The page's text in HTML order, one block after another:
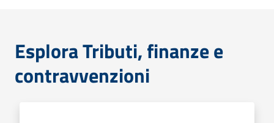
Esplora Tributi, finanze e
contravvenzioni